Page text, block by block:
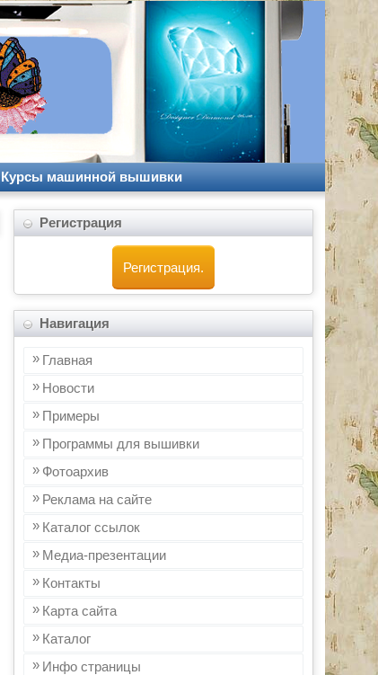
Курсы машинной вышивки
Регистрация
Регистрация.
Навигация
Главная
Новости
Примеры
Программы для вышивки
Фотоархив
Реклама на сайте
Каталог ссылок
Медиа-презентации
Контакты
Карта сайта
Каталог
Инфo страницы